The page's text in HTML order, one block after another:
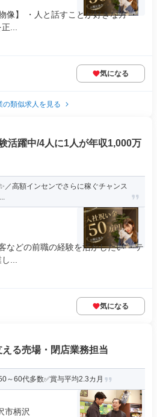
像】 ・人と話すことが好きな方 ・
...
気になる
の類似求人を見る
活躍中/4人に1人が年収1,000万
／高額インセンでさらに稼ぐチャンス
などの前職の経験を活かしたい ・テ
...
気になる
る売場・閉店業務担当
～60代多数✅賞与平均2.3カ月
市柄沢